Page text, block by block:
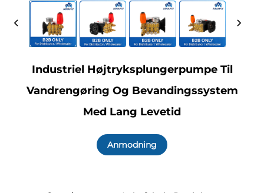
Industriel Højtryksplungerpumpe Til
Vandrengøring Og Bevandingssystem
Med Lang Levetid
Anmodning